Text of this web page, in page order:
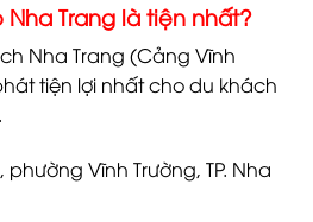
Trang là tiện nhất?
Nha Trang (Cảng Vĩnh
tiện lợi nhất cho du khách
phường Vĩnh Trường, TP. Nha